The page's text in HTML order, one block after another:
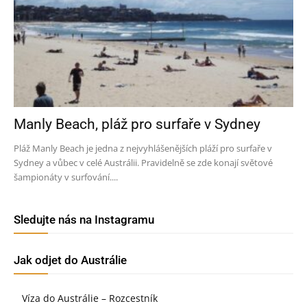
Manly Beach, pláž pro surfaře v Sydney
Pláž Manly Beach je jedna z nejvyhlášenějších pláží pro surfaře v
Sydney a vůbec v celé Austrálii. Pravidelně se zde konají světové
šampionáty v surfování....
Sledujte nás na Instagramu
Jak odjet do Austrálie
Víza do Austrálie – Rozcestník